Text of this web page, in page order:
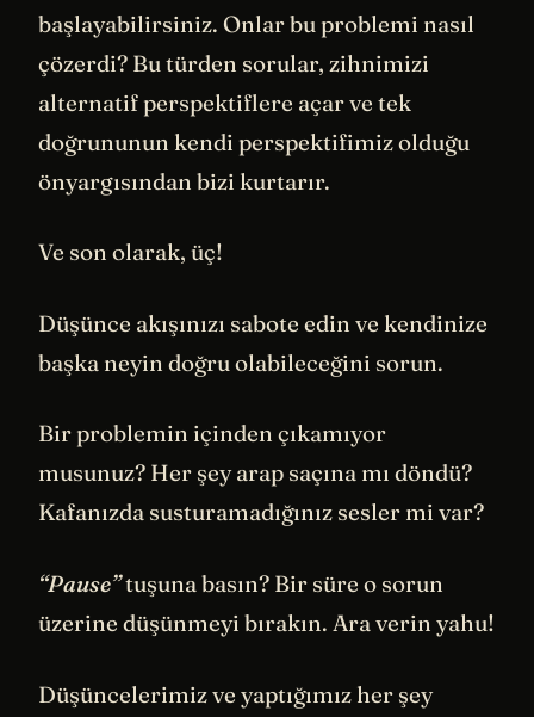
başlayabilirsiniz. Onlar bu problemi nasıl
çözerdi? Bu türden sorular, zihnimizi
alternatif perspektiflere açar ve tek
doğrununun kendi perspektifimiz olduğu
önyargısından bizi kurtarır.
Ve son olarak, üç!
Düşünce akışınızı sabote edin ve kendinize
başka neyin doğru olabileceğini sorun.
Bir problemin içinden çıkamıyor
musunuz? Her şey arap saçına mı döndü?
Kafanızda susturamadığınız sesler mi var?
“Pause”tuşuna basın? Bir süre o sorun
üzerine düşünmeyi bırakın. Ara verin yahu!
Düşüncelerimiz ve yaptığımız her şey